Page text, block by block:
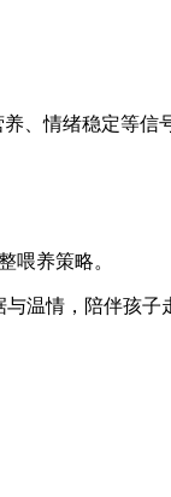
、情绪稳定等
喂养策略。
温情，陪伴孩子